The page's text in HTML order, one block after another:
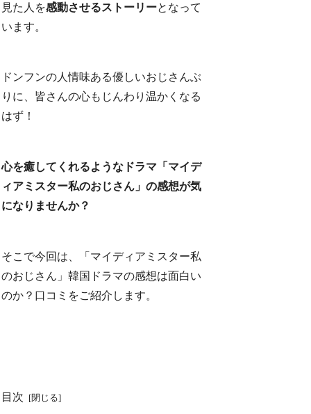
見た人を感動させるストーリーとなって
います。
ドンフンの人情味ある優しいおじさんぶ
りに、皆さんの心もじんわり温かくなる
はず！
心を癒してくれるようなドラマ「マイデ
ィアミスター私のおじさん」の感想が気
になりませんか？
そこで今回は、「マイディアミスター私
のおじさん」韓国ドラマの感想は面白い
のか？口コミをご紹介します。
目次